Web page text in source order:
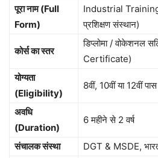
पूरा नाम (Full
Form)
Industrial
प्रशिक्षण संस्थान)
कोर्स का स्तर
डिप्लोमा / वोकेशनल
Certificate)
योग्यता
(Eligibility)
8वीं, 10वीं या 12वीं
अवधि
(Duration)
6 महीने से 2 वर्ष
संचालक संस्था
DGT & MSDE,